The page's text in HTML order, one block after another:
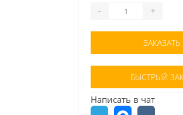
- +
ЗАКАЗАТЬ
БЫСТРЫЙ
Написать в чат